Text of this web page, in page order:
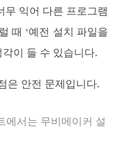
무 익어 다른 프로그램
때 ‘예전 설치 파일을
이 들 수 있습니다.
은 안전 문제입니다.
에서는 무비메이커 설